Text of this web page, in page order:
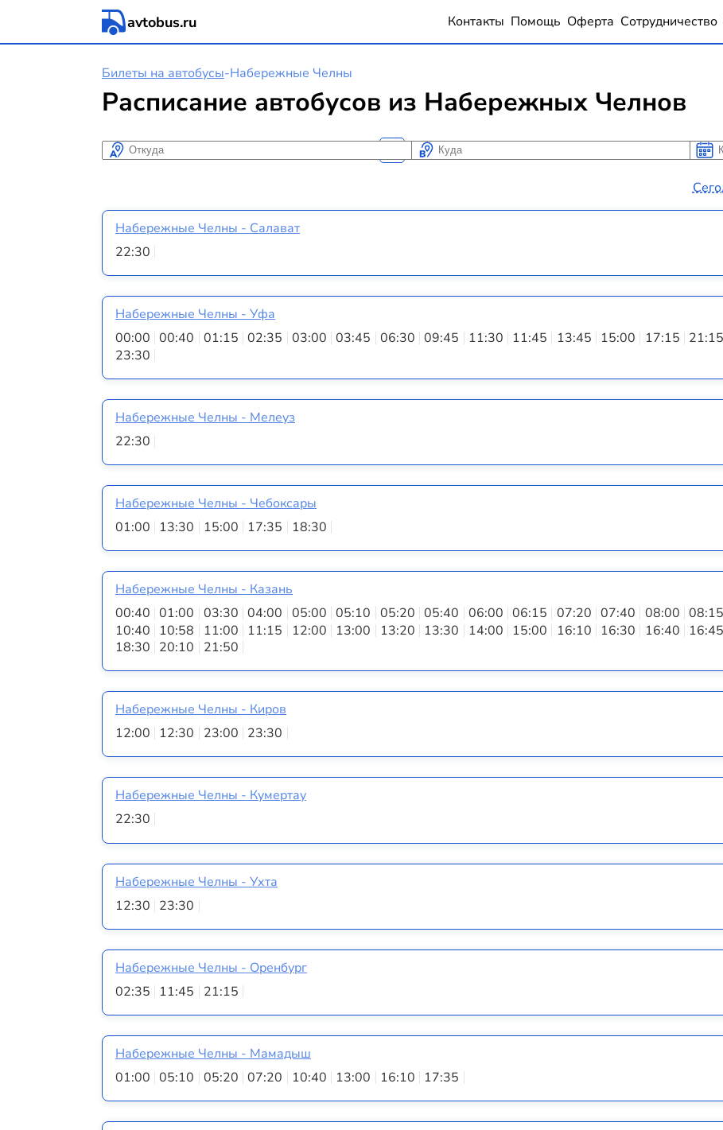
avtobus.ru Контакты Помощь Оферта Сотрудничество
Билеты на автобусы-Набережные Челны
Расписание автобусов из Набережных Челнов
Откуда Куда
Набережные Челны - Салават
22:30
Набережные Челны - Уфа
00:00 00:40 01:15 02:35 03:00 03:45 06:30 09:45 11:30 11:45 13:45 15:00 17:15 21:15
23:30
Набережные Челны - Мелеуз
22:30
Набережные Челны - Чебоксары
01:00
13:30 15:00 17:35 18:30
Набережные Челны - Казань
00:40 01:00 03:30 04:00 05:00 05:10 05:20 05:40 06:00 06:15 07:20 07:40 08:00 08:15
10:40
10:58 11:00 11:15 12:00 13:00 13:20 13:30 14:00 15:00 16:10 16:30 16:40 16:45
18:30 20:10 21:50
Набережные Челны - Киров
12:00
12:30 23:00 23:30
Набережные Челны - Кумертау
22:30
Набережные Челны - Ухта
12:30 23:30
Набережные Челны - Оренбург
02:35
11:45 21:15
Набережные Челны - Мамадыш
01:00 05:10 05:20 07:20 10:40 13:00 16:10 17:35